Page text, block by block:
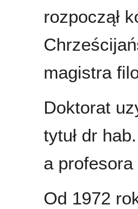
rozpoczął
magistra
Doktorat
tytuł dr
a
Od 1972